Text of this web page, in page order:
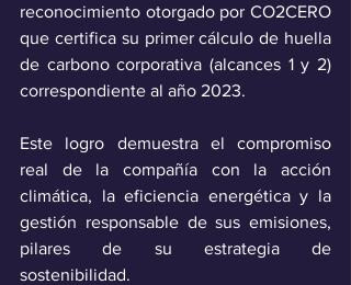
reconocimiento otorgado por CO2CERO
que certifica su primer cálculo de huella
de carbono corporativa (alcances 1 y 2)
correspondiente al año 2023.
Este logro demuestra el compromiso
real de la compañía con la acción
climática, la eficiencia energética y la
gestión responsable de sus emisiones,
pilares de su estrategia de
sostenibilidad.